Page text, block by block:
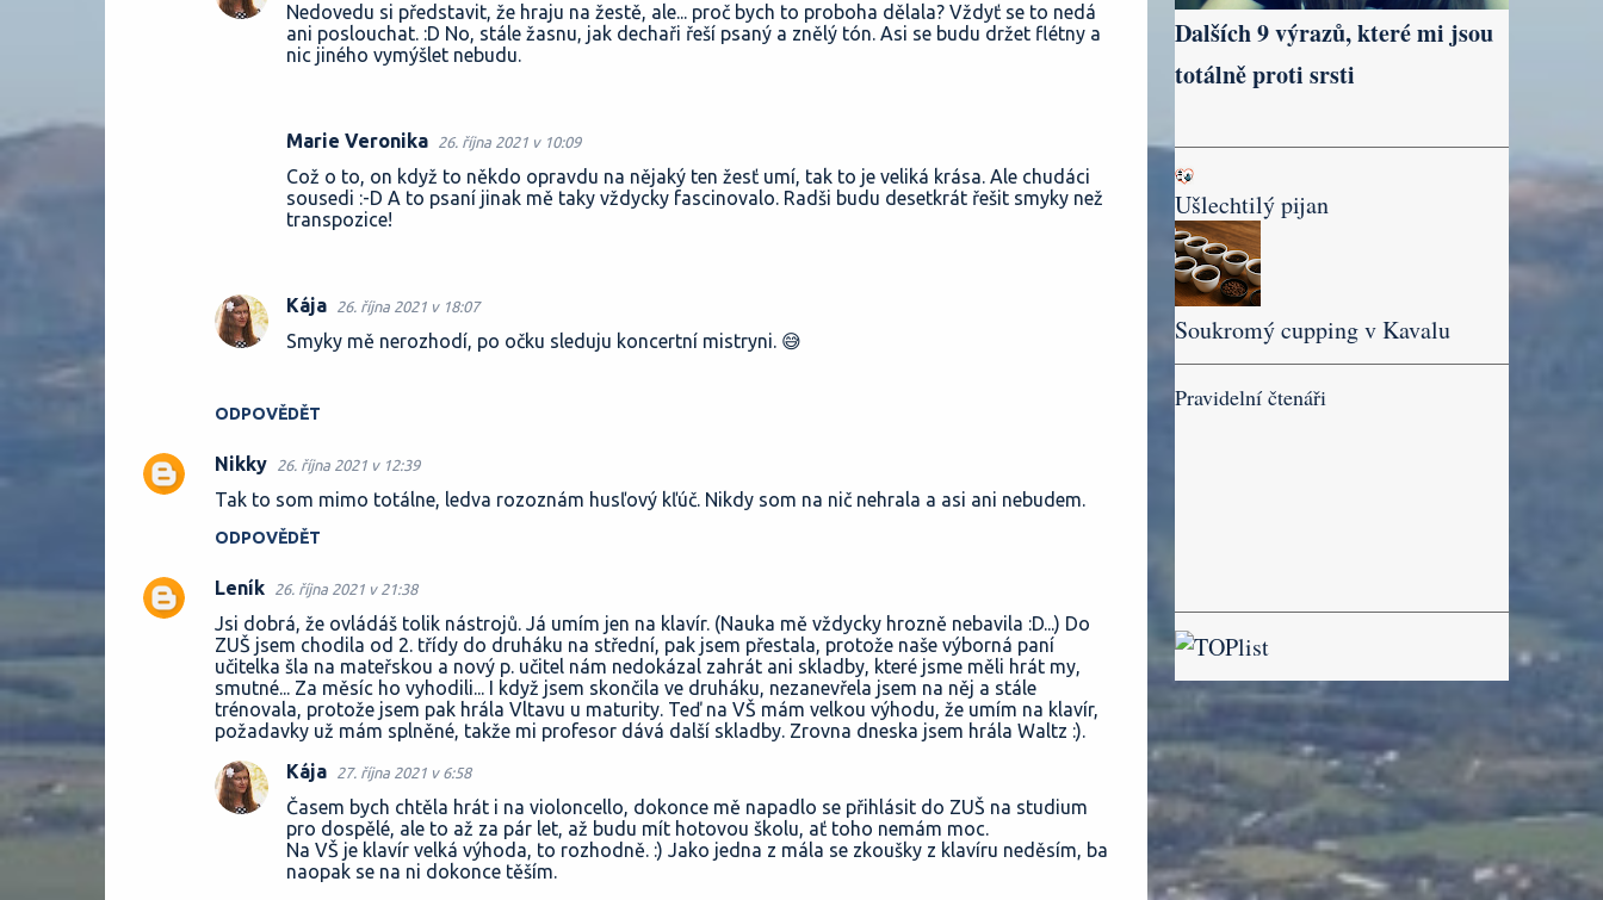
ODPOVĚDĚT
Nedovedu si představit, že hraju na žestě, ale... proč bych to proboha dělala? Vždyť se to nedá
ani poslouchat. :D No, stále žasnu, jak dechaři řeší psaný a znělý tón. Asi se budu držet flétny a
nic jiného vymýšlet nebudu.
Marie Veronika 26. října 2021 v 10:09
Což o to, on když to někdo opravdu na nějaký ten žesť umí, tak to je veliká krása. Ale chudáci
sousedi :-D A to psaní jinak mě taky vždycky fascinovalo. Radši budu desetkrát řešit smyky než
transpozice!
Kája 26. října 2021 v 18:07
Smyky mě nerozhodí, po očku sleduju koncertní mistryni. 😅
Nikky 26. října 2021 v 12:39
Tak to som mimo totálne, ledva rozoznám husľový kľúč. Nikdy som na nič nehrala a asi ani nebudem.
ODPOVĚDĚT
Leník 26. října 2021 v 21:38
Jsi dobrá, že ovládáš tolik nástrojů. Já umím jen na klavír. (Nauka mě vždycky hrozně nebavila :D...) Do
ZUŠ jsem chodila od 2. třídy do druháku na střední, pak jsem přestala, protože naše výborná paní
učitelka šla na mateřskou a nový p. učitel nám nedokázal zahrát ani skladby, které jsme měli hrát my,
smutné... Za měsíc ho vyhodili... I když jsem skončila ve druháku, nezanevřela jsem na něj a stále
trénovala, protože jsem pak hrála Vltavu u maturity. Teď na VŠ mám velkou výhodu, že umím na klavír,
požadavky už mám splněné, takže mi profesor dává další skladby. Zrovna dneska jsem hrála Waltz :).
Kája
27. října 2021 v 6:58
Časem bych chtěla hrát i na violoncello, dokonce mě napadlo se přihlásit do ZUŠ na studium
pro dospělé, ale to až za pár let, až budu mít hotovou školu, ať toho nemám moc.
Na VŠ je klavír velká výhoda, to rozhodně. :) Jako jedna z mála se zkoušky z klavíru neděsím, ba
naopak se na ni dokonce těším.
Dalších 9 výrazů, které mi jsou
totálně proti srsti
Ušlechtilý pijan
Soukromý cupping v Kavalu
Pravidelní čtenáři